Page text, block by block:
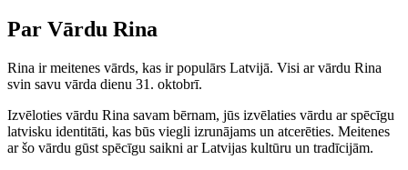
Par Vārdu Rina
Rina irmeitenes vārds, kas ir populārs Latvijā. Visi ar vārdu Rina
svin savu vārda dienu 31. oktobrī.
Izvēloties vārdu Rina savam bērnam, jūs izvēlaties vārdu ar spēcīgu
latvisku identitāti, kas būs viegli izrunājams un atcerēties. Meitenes
ar šo vārdu gūst spēcīgu saikni ar Latvijas kultūru un tradīcijām.